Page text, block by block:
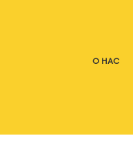
О НАС